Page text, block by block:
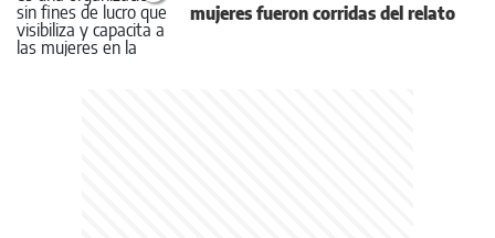
mujeres fueron corridas del relato